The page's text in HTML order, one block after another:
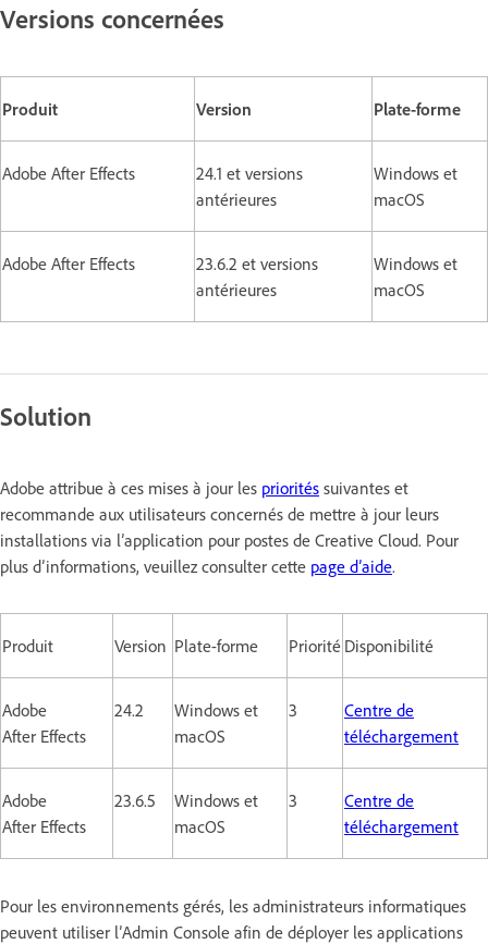
Versions concernées
Produit Version Plate-forme
Adobe After Effects
24.1 et versions
antérieures
Windows et
macOS
Adobe After Effects
23.6.2 et versions
antérieures
Windows et
macOS
Solution
Adobe attribue à ces mises à jour les priorités suivantes et
recommande aux utilisateurs concernés de mettre à jour leurs
installations via l’application pour postes de Creative Cloud. Pour
plus d’informations, veuillez consulter cette page d’aide.
Produit Version Plate-forme Priorité Disponibilité
Adobe
After Effects
24.2
Windows et
macOS
3
Centre de
téléchargement
Adobe
After Effects
23.6.5
Windows et
macOS
3
Centre de
téléchargement
Pour les environnements gérés, les administrateurs informatiques
peuvent utiliser l’Admin Console afin de déployer les applications